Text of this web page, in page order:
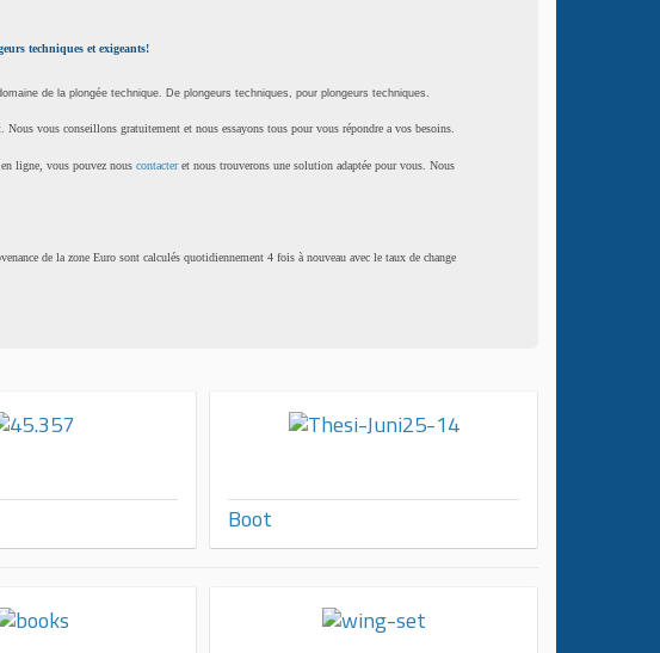
techniques et exigeants!
de la plongée technique. De plongeurs techniques, pour plongeurs techniques.
vous conseillons gratuitement et nous essayons tous pour vous répondre a vos besoins.
ligne, vous pouvez nous contacteret nous trouverons une solution adaptée pour vous. Nous
de la zone Euro sont calculés quotidiennement 4 fois à nouveau avec le taux de change
Boot